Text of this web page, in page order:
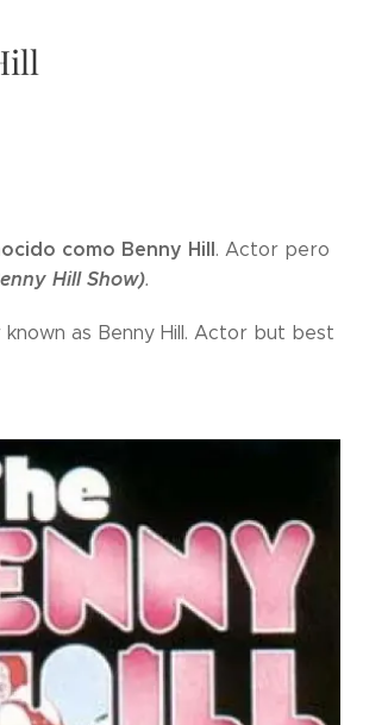
como Benny Hill. Actor pero
Hill Show).
as Benny Hill. Actor but best